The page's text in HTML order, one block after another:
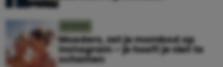
Moeders, zet je mombod op
Instagram – je hoeft je niet te
schamen